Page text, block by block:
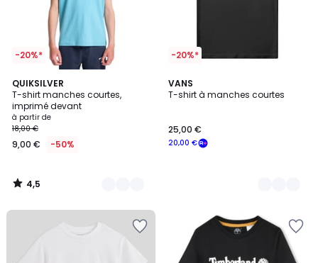
-20%*
QUIKSILVER
T-shirt manches courtes,
imprimé devant
à partir de
18,00 €
9,00 € -50%
4,5
/ 5
8
Couleurs
4,5
/
-20%*
VANS
T-shirt à manches courtes
20,00 €
25,00 €
2
Couleurs